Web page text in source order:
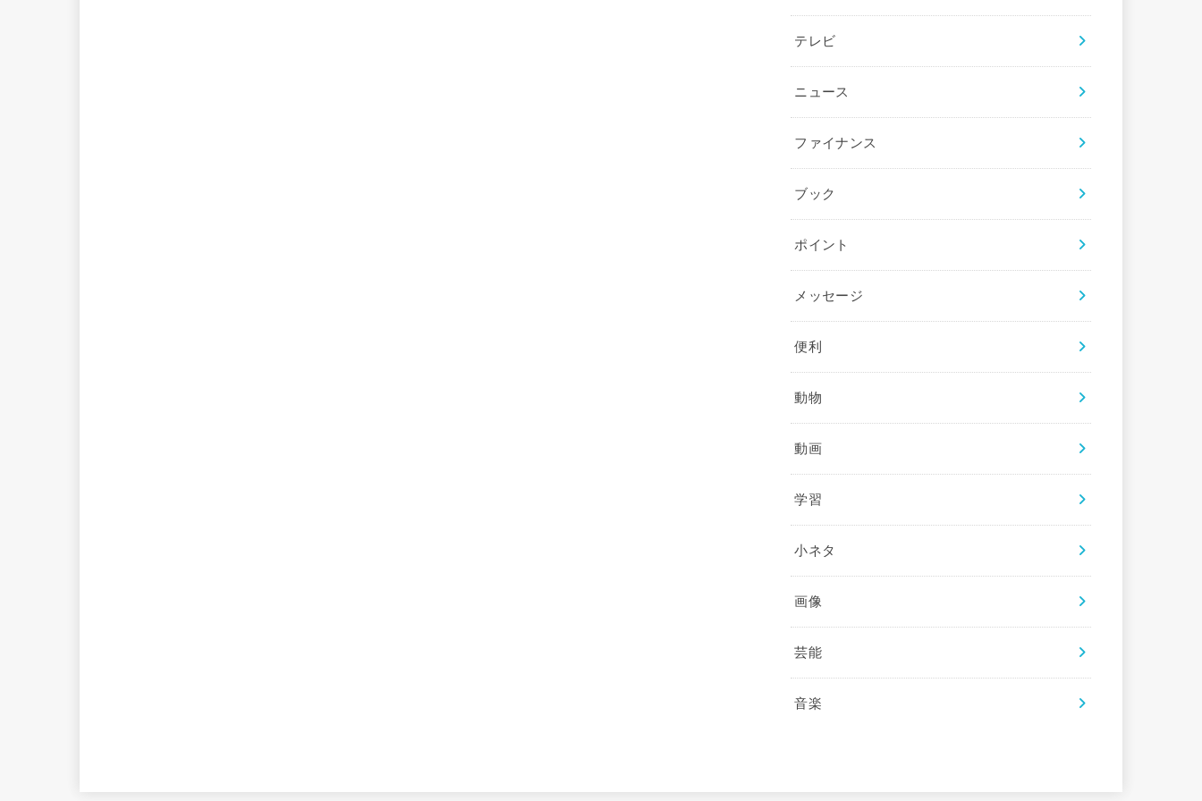
テレビ
ニュース
ファイナンス
ブック
ポイント
メッセージ
便利
動物
動画
学習
小ネタ
画像
芸能
音楽